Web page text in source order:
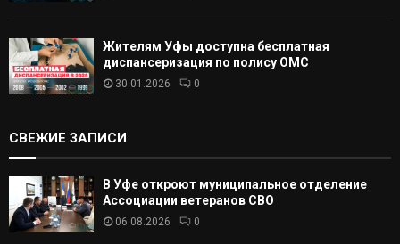
Жителям Уфы доступна бесплатная
диспансеризация по полису ОМС
30.01.2026 0
СВЕЖИЕ ЗАПИСИ
В Уфе откроют муниципальное отделение
Ассоциации ветеранов СВО
06.08.2026 0